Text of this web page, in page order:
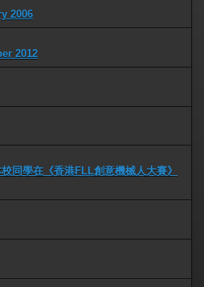
2006
2012
同學在《香港FLL創意機械人大賽》